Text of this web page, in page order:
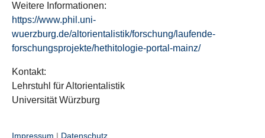
Weitere Informationen:
https://www.phil.uni-
wuerzburg.de/altorientalistik/forschung/laufende-
forschungsprojekte/hethitologie-portal-mainz/
Kontakt:
Lehrstuhl für Altorientalistik
Universität Würzburg
Impressum | Datenschutz